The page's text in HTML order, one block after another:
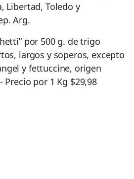
Libertad, Toledo y
Arg.
por 500 g. de trigo
largos y soperos, excepto
y fettuccine, origen
Precio por 1 Kg $29,98